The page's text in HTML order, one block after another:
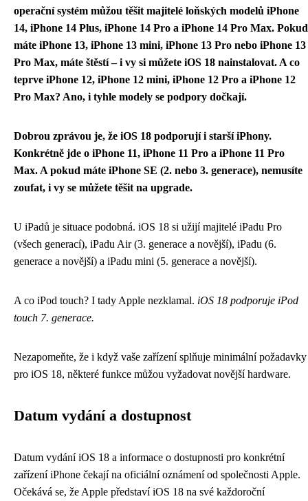
operační systém můžou těšit majitelé loňských modelů iPhone
14, iPhone 14 Plus, iPhone 14 Pro a iPhone 14 Pro Max. Pokud
máte iPhone 13, iPhone 13 mini, iPhone 13 Pro nebo iPhone 13
Pro Max, máte štěstí – i vy si můžete iOS 18 nainstalovat. A co
teprve iPhone 12, iPhone 12 mini, iPhone 12 Pro a iPhone 12
Pro Max? Ano, i tyhle modely se podpory dočkají.
Dobrou zprávou je, že iOS 18 podporují i starší iPhony.
Konkrétně jde o iPhone 11, iPhone 11 Pro a iPhone 11 Pro
Max. A pokud máte iPhone SE (2. nebo 3. generace), nemusíte
zoufat, i vy se můžete těšit na upgrade.
U iPadů je situace podobná. iOS 18 si užijí majitelé iPadu Pro
(všech generací), iPadu Air (3. generace a novější), iPadu (6.
generace a novější) a iPadu mini (5. generace a novější).
A co iPod touch? I tady Apple nezklamal. iOS 18 podporuje iPod
touch 7. generace.
Nezapomeňte, že i když vaše zařízení splňuje minimální požadavky
pro iOS 18, některé funkce můžou vyžadovat novější hardware.
Datum vydání a dostupnost
Datum vydání iOS 18 a informace o dostupnosti pro konkrétní
zařízení iPhone čekají na oficiální oznámení od společnosti Apple.
Očekává se, že Apple představí iOS 18 na své každoroční